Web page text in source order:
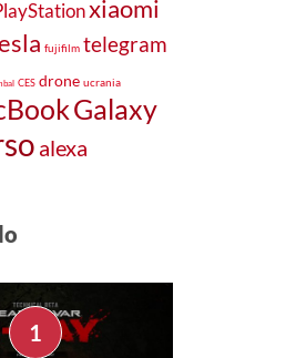
xiaomi
fujifilm telegram
CES drone ucrania
Galaxy
alexa